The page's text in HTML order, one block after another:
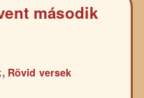
második
, Rövid versek